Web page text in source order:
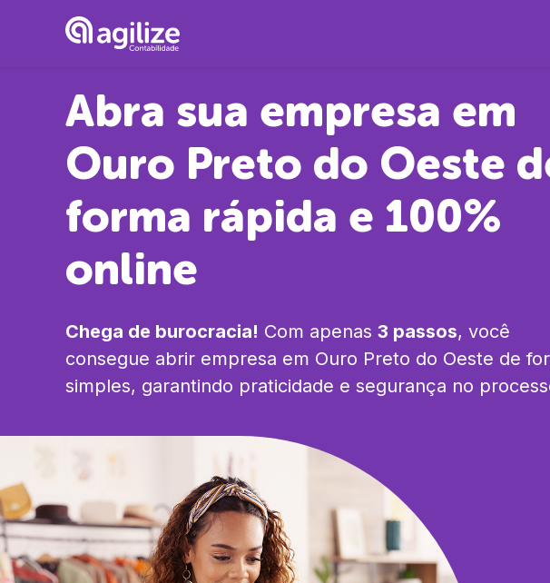
Abra sua empresa em
Ouro Preto do Oeste
forma rápida e 100%
online
Chega de burocracia! Com apenas 3 passos, você
consegue abrir empresa em Ouro Preto do Oeste de
simples, garantindo praticidade e segurança no